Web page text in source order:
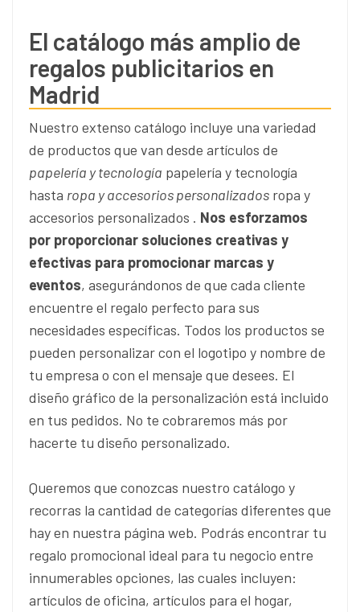
El catálogo más amplio de
regalos publicitarios en
Madrid
Nuestro extenso catálogo incluye una variedad
de productos que van desde artículos de
papelería y tecnología papelería y tecnología
hasta ropa y accesorios personalizados ropa y
accesorios personalizados . Nos esforzamos
por proporcionar soluciones creativas y
efectivas para promocionar marcas y
eventos, asegurándonos de que cada cliente
encuentre el regalo perfecto para sus
necesidades específicas. Todos los productos se
pueden personalizar con el logotipo y nombre de
tu empresa o con el mensaje que desees. El
diseño gráfico de la personalización está incluido
en tus pedidos. No te cobraremos más por
hacerte tu diseño personalizado.
Queremos que conozcas nuestro catálogo y
recorras la cantidad de categorías diferentes que
hay en nuestra página web. Podrás encontrar tu
regalo promocional ideal para tu negocio entre
innumerables opciones, las cuales incluyen:
artículos de oficina, artículos para el hogar,